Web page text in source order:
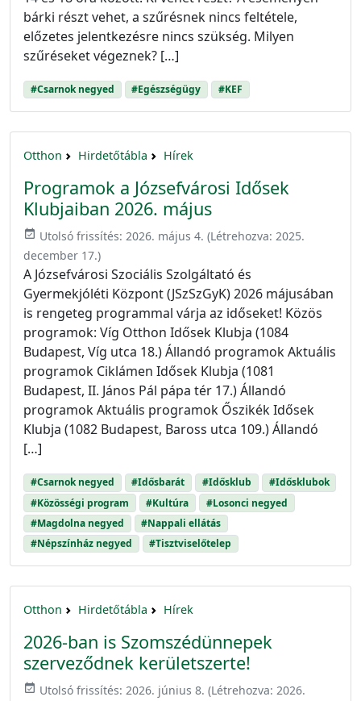
bárki részt vehet, a szűrésnek nincs feltétele,
előzetes jelentkezésre nincs szükség. Milyen
szűréseket végeznek? […]
#Csarnok negyed #Egészségügy #KEF
Otthon Hirdetőtábla Hírek
Programok a Józsefvárosi Idősek
Klubjaiban 2026. május
event_available Utolsó frissítés: 2026. május 4. (Létrehozva: 2025.
december 17.)
A Józsefvárosi Szociális Szolgáltató és
Gyermekjóléti Központ (JSzSzGyK) 2026 májusában
is rengeteg programmal várja az időseket! Közös
programok: Víg Otthon Idősek Klubja (1084
Budapest, Víg utca 18.) Állandó programok Aktuális
programok Ciklámen Idősek Klubja (1081
Budapest, II. János Pál pápa tér 17.) Állandó
programok Aktuális programok Őszikék Idősek
Klubja (1082 Budapest, Baross utca 109.) Állandó
[…]
#Csarnok negyed #Idősbarát #Idősklub
#Idősklubok
#Közösségi program
#Kultúra
#Losonci negyed
#Magdolna negyed
#Nappali ellátás
#Népszínház negyed
#Tisztviselőtelep
Otthon Hirdetőtábla Hírek
2026-ban is Szomszédünnepek
szerveződnek kerületszerte!
event_available Utolsó frissítés: 2026. június 8. (Létrehozva: 2026.